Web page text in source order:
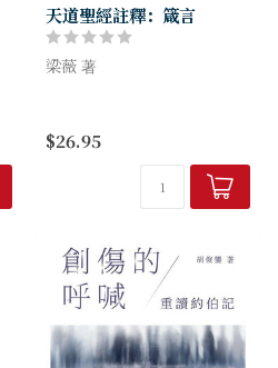
天道聖經註釋：箴言
梁薇 著
泛。用句精煉，不會與時代脫
節。作者梁薇博士沒有用上冗
長的篇幅來縷述分析箴言書的
內容，乃提綱挈領...
$26.95